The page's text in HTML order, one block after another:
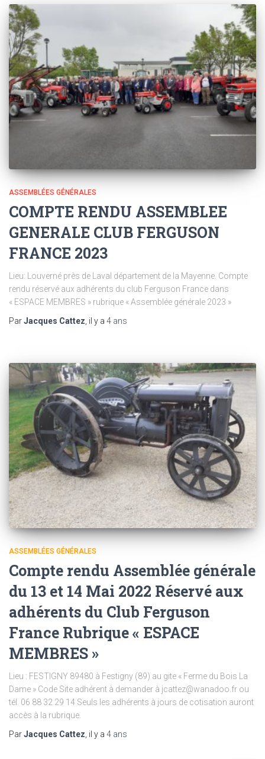
ASSEMBLÉES GÉNÉRALES
COMPTE RENDU ASSEMBLEE
GENERALE CLUB FERGUSON
FRANCE 2023
Lieu: Louverné près de Laval département de la Mayenne. Compte
rendu réservé aux adhérents du club Ferguson France dans
« ESPACE MEMBRES » rubrique « Assemblée générale 2023 »
ParJacques Cattez , il y a 4 ans
ASSEMBLÉES GÉNÉRALES
Compte rendu Assemblée générale
du 13 et 14 Mai 2022 Réservé aux
adhérents du Club Ferguson
France Rubrique « ESPACE
MEMBRES »
Lieu : FESTIGNY 89480 à Festigny (89) au gite « Ferme du Bois La
Dame » Code Site adhérent à demander à jcattez@wanadoo.fr ou
tél. 06 88 32 29 14 Seuls les adhérents à jours de cotisation auront
accès à la rubrique.
ParJacques Cattez , il y a 4 ans